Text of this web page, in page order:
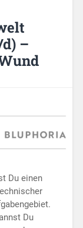
–
Du einen
Du